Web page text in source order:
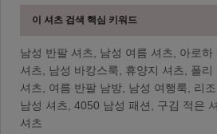
이 셔츠 검색 핵심 키워드
남성 반팔 셔츠, 남성 여름 셔츠, 아로
셔츠, 남성 바캉스룩, 휴양지 셔츠, 폴
셔츠, 여름 반팔 남방, 남성 여행룩, 리
남성 셔츠, 4050 남성 패션, 구김 적은
셔츠